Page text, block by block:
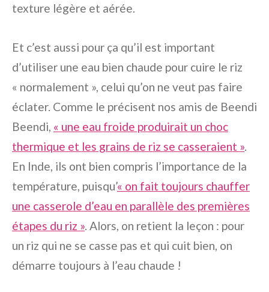
texture légère et aérée.
Et c’est aussi pour ça qu’il est important
d’utiliser une eau bien chaude pour cuire le riz
« normalement », celui qu’on ne veut pas faire
éclater. Comme le précisent nos amis de Beendi
Beendi, « une eau froide produirait un choc
thermique et les grains de riz se casseraient ».
En Inde, ils ont bien compris l’importance de la
température, puisqu’« on fait toujours chauffer
une casserole d’eau en parallèle des premières
étapes du riz ». Alors, on retient la leçon : pour
un riz qui ne se casse pas et qui cuit bien, on
démarre toujours à l’eau chaude !